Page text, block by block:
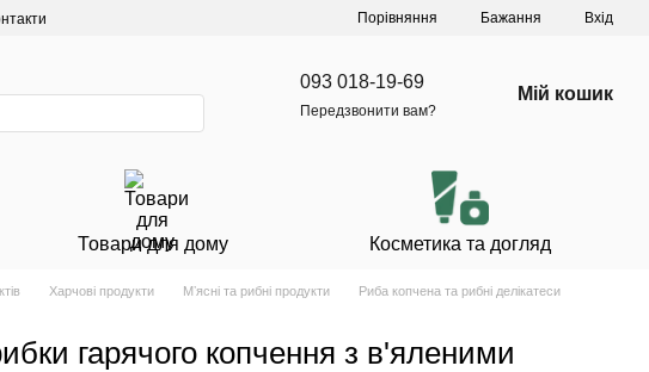
Порівняння Бажання Вхід
093 018-19-69
Передзвонити вам?
Мій кошик
Товари для дому Косметика та догляд
Харчові продукти Мʼясні та рибні продукти
Риба копчена та рибні делікатеси
гарячого копчення з в'яленими